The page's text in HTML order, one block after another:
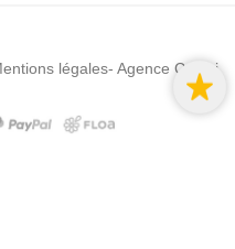
légales- Agence Colibri